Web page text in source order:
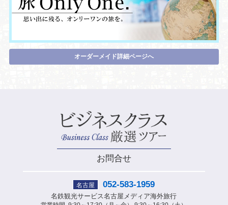
オーダーメイド詳細ページへ
お問合せ
名古屋 052-583-1959
名鉄観光サービス名古屋メディア海外旅行